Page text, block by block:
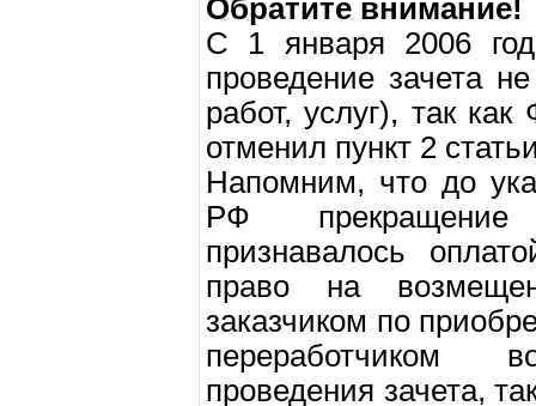
Обратите внимание!
С 1 января 2006
проведение зачета
работ, услуг), так
отменил пункт 2
Напомним, что до
РФ прекращение
признавалось
право на
заказчиком по
переработчиком
проведения зачета,